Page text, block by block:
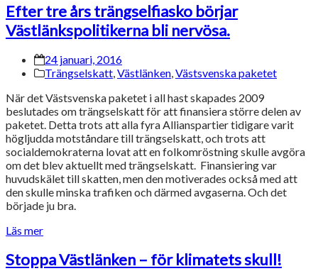
Efter tre års trängselfiasko börjar
Västlänkspolitikerna bli nervösa.
24 januari, 2016
Trängselskatt Västlänken Västsvenska paketet
När det Västsvenska paketet i all hast skapades 2009
beslutades om trängselskatt för att finansiera större delen av
paketet. Detta trots att alla fyra Allianspartier tidigare varit
högljudda motståndare till trängselskatt, och trots att
socialdemokraterna lovat att en folkomröstning skulle avgöra
om det blev aktuellt med trängselskatt. Finansiering var
huvudskälet till skatten, men den motiverades också med att
den skulle minska trafiken och därmed avgaserna. Och det
började ju bra.
Läs mer
Stoppa Västlänken – för klimatets skull!